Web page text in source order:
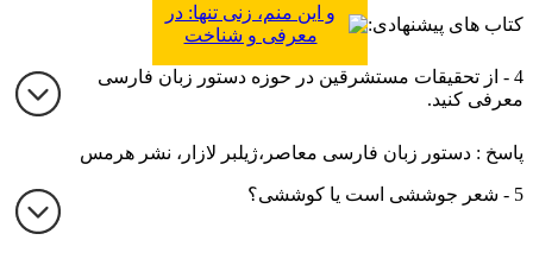
کتاب های پیشنهادی:
و این منم، زنی تنها: در
معرفی و شناخت
فرخزاد
4 - از تحقیقات مستشرقین در حوزه دستور زبان فارسی
معرفی کنید.
پاسخ : دستور زبان فارسی معاصر،ژیلبر لازار، نشر هرمس
5 - شعر جوششی است یا کوششی؟